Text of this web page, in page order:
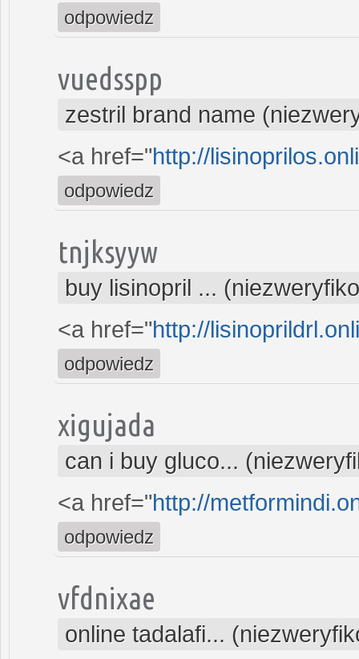
odpowiedz
vuedsspp
zestril brand name
<a href="http://
odpowiedz
tnjksyyw
buy lisinopril ...
<a href="http://
odpowiedz
xigujada
can i buy gluco...
<a href="http://
odpowiedz
vfdnixae
online tadalafi...